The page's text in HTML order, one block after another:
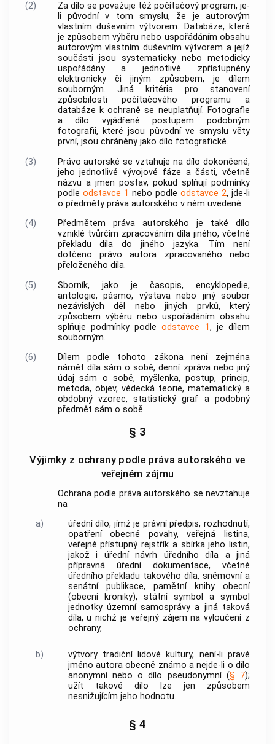
(2)
Za dílo se považuje též počítačový program, je-
li původní v tom smyslu, že je autorovým
vlastním duševním výtvorem. Databáze, která
je způsobem výběru nebo uspořádáním obsahu
autorovým vlastním duševním výtvorem a jejíž
součásti jsou systematicky nebo metodicky
uspořádány a jednotlivě zpřístupněny
elektronicky či jiným způsobem, je dílem
souborným. Jiná kritéria pro stanovení
způsobilosti počítačového programu a
databáze k ochraně se neuplatňují. Fotografie
a dílo vyjádřené postupem podobným
fotografii, které jsou původní ve smyslu věty
první, jsou chráněny jako dílo fotografické.
(3)
Právo autorské se vztahuje na dílo dokončené,
jeho jednotlivé vývojové fáze a části, včetně
názvu a jmen postav, pokud splňují podmínky
podle odstavce 1 nebo podle odstavce 2, jde-li
o předměty práva autorského v něm uvedené.
(4)
Předmětem práva autorského je také dílo
vzniklé tvůrčím zpracováním díla jiného, včetně
překladu díla do jiného jazyka. Tím není
dotčeno právoautora zpracovaného nebo
přeloženého díla.
(5)
Sborník, jako je časopis, encyklopedie,
antologie, pásmo, výstava nebo jiný soubor
nezávislých děl nebo jiných prvků, který
způsobem výběru nebo uspořádáním obsahu
splňuje podmínky podleodstavce 1, je dílem
souborným.
(6)
Dílem podle tohoto zákona není zejména
námět díla sám o sobě, denní zpráva nebo jiný
údaj sám o sobě, myšlenka, postup, princip,
metoda, objev, vědecká teorie, matematický a
obdobný vzorec, statistický graf a podobný
předmět sám o sobě.
§ 3
Výjimky z ochrany podle práva autorského ve
veřejném zájmu
Ochrana podle práva autorského se nevztahuje
na
a)
úřední dílo, jímž je právní předpis, rozhodnutí,
opatření obecné povahy, veřejná listina,
veřejně přístupný rejstřík a sbírka jeho listin,
jakož i úřední návrh úředního díla a jiná
přípravná úřední dokumentace, včetně
úředního překladu takového díla, sněmovní a
senátní publikace, pamětní knihy obecní
(obecní kroniky), státní symbol a symbol
jednotky územní samosprávy a jiná taková
díla, u nichž je veřejný zájem na vyloučení z
ochrany,
b)
výtvory tradiční lidové kultury, není-li pravé
jméno autoraobecně známo a nejde-li o dílo
anonymní nebo o dílo pseudonymní (§ 7);
užít takové dílo lze jen způsobem
nesnižujícím jeho hodnotu.
§ 4